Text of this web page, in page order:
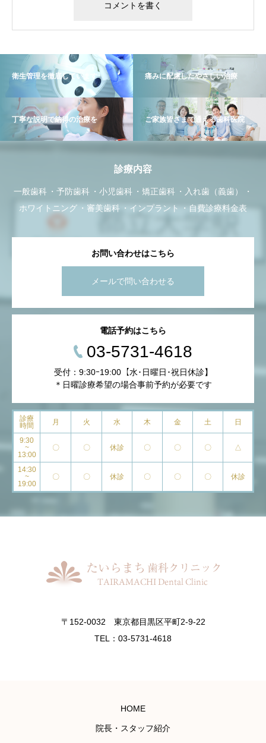
衛生管理を徹底しています 痛みに配慮したやさしい治療
丁寧な説明で納得の治療を ご家族皆さまで通える歯科医院
診療内容
一般歯科 予防歯科 小児歯科 矯正歯科
入れ歯（義歯）
ホワイトニング
審美歯科 インプラント 自費診療料金表
お問い合わせはこちら
メールで問い合わせる
電話予約はこちら
03-5731-4618
受付：9:30ｰ19:00【水･日曜日･祝日休診】
＊日曜診療希望の場合事前予約が必要です
診療
時間
月 火 水 木 金 土 日
9:30
~
13:00
〇 〇 休診 〇 〇 〇 △
14:30
~
19:00
〇 〇 休診 〇 〇 〇 休診
〒152-0032 東京都目黒区平町2-9-22
TEL：03-5731-4618
HOME
院長・スタッフ紹介